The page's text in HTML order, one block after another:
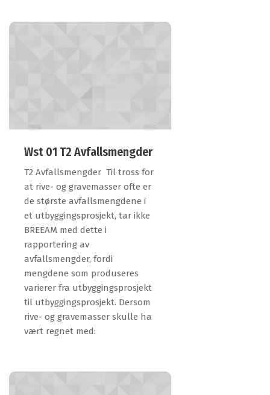
Wst 01 T2 Avfallsmengder
T2 Avfallsmengder Til tross for
at rive- og gravemasser ofte er
de største avfallsmengdene i
et utbyggingsprosjekt, tar ikke
BREEAM med dette i
rapportering av
avfallsmengder, fordi
mengdene som produseres
varierer fra utbyggingsprosjekt
til utbyggingsprosjekt. Dersom
rive- og gravemasser skulle ha
vært regnet med: